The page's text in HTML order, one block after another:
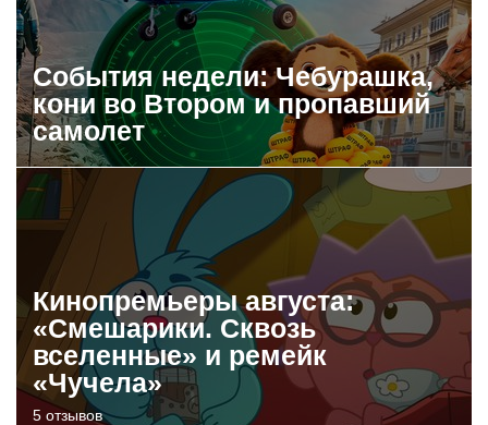
События недели: Чебурашка,
кони во Втором и пропавший
самолет
Кинопремьеры августа:
«Смешарики. Сквозь
вселенные» и ремейк
«Чучела»
5 отзывов